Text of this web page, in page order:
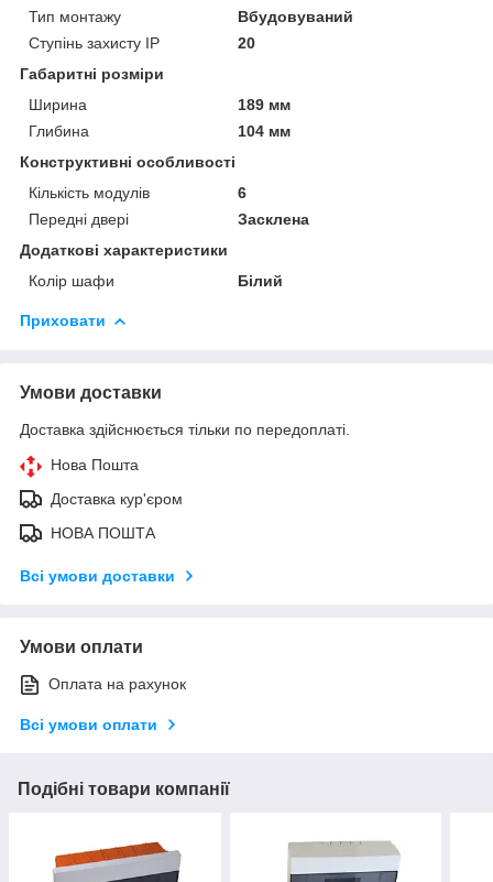
Тип монтажу
Вбудовуваний
Ступінь захисту IP
20
Габаритні розміри
Ширина
189 мм
Глибина
104 мм
Конструктивні особливості
Кількість модулів
6
Передні двері
Засклена
Додаткові характеристики
Колір шафи
Білий
Приховати
Умови доставки
Доставка здійснюється тільки по передоплаті.
Нова Пошта
Доставка кур'єром
НОВА ПОШТА
Всі умови доставки
Умови оплати
Оплата на рахунок
Всі умови оплати
Подібні товари компанії